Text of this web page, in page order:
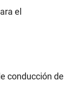
el
conducción de